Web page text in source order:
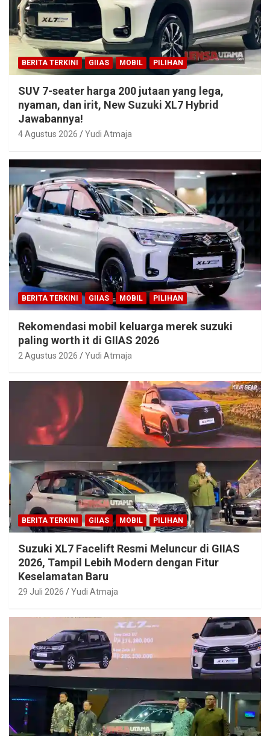
BERITA TERKINI GIIAS MOBIL PILIHAN
SUV 7-seater harga 200 jutaan yang lega,
nyaman, dan irit, New Suzuki XL7 Hybrid
Jawabannya!
4 Agustus 2026 Yudi Atmaja
BERITA TERKINI GIIAS MOBIL PILIHAN
Rekomendasi mobil keluarga merek suzuki
paling worth it di GIIAS 2026
2 Agustus 2026 Yudi Atmaja
BERITA TERKINI GIIAS MOBIL PILIHAN
Suzuki XL7 Facelift Resmi Meluncur di GIIAS
2026, Tampil Lebih Modern dengan Fitur
Keselamatan Baru
29 Juli 2026 Yudi Atmaja